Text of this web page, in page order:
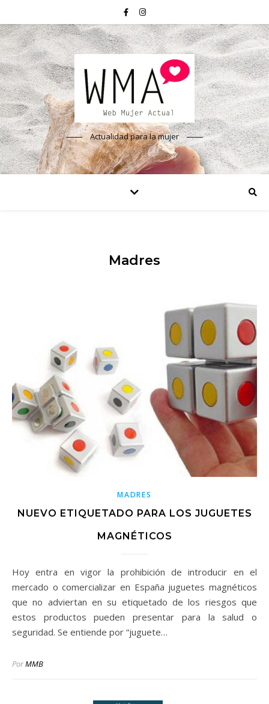
Actualidad para la mujer
Madres
MADRES
NUEVO ETIQUETADO PARA LOS JUGUETES
MAGNÉTICOS
Hoy entra en vigor la prohibición de introducir en el
mercado o comercializar en España juguetes magnéticos
que no adviertan en su etiquetado de los riesgos que
estos productos pueden presentar para la salud o
seguridad. Se entiende por “juguete…
PorMMB